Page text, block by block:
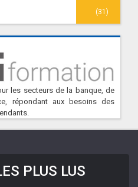
(31)
les secteurs de la banque, de
répondant aux besoins des
PLUS LUS